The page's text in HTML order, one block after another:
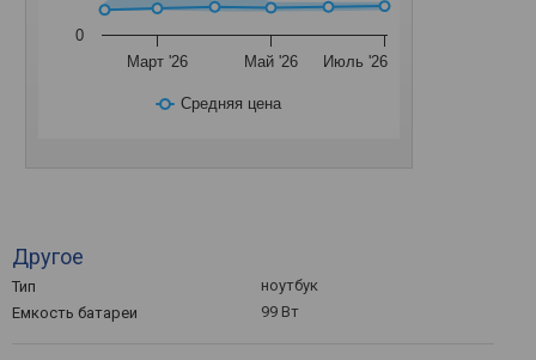
Средняя цена
Март '26 Май '26 Июль '26
0
Другое
Тип
ноутбук
Емкость батареи
99 Вт